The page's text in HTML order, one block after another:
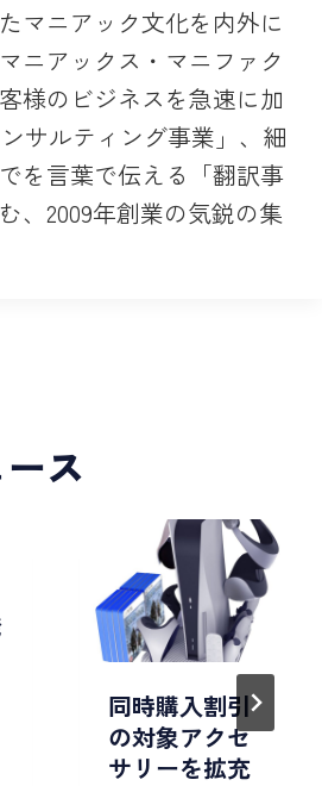
マニアック文化を内外に
ニアックス・マニファク
様のビジネスを急速に加
サルティング事業」、細
を言葉で伝える「翻訳事
、2009年創業の気鋭の集
ス
同時購入割引
の対象アクセ
サリーを拡充